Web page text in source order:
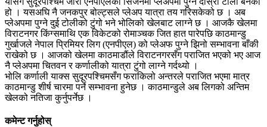
हो । यसअघि नै जनकपुर बोल्ट्सले प्लेअप यात्रा तय गरिसकेको छ । अब
प्लेअपमा पुग्ने दुई टोलीको टुंगो भने भोलिको खेलबाट लाग्ने छ । आजकै खेलमा
विराटनगर किंग्समाथि एक विकेटको रोमाञ्चक जित हात पारेपछि काठमान्डु
गुर्खाजले नेपाल प्रिमियर लिग (एनपीएल) को प्लेअफ पुग्ने झिनो सम्भावना बाँकी
राखेको छ । आजको खेलमा काठमाडौंले विराटनगरसँग पराजित भएको भए आज
नै प्लेअपमा चितवन र कर्णालीको यात्रा टुंगो लाग्ने गर्दथ्यो ।
भोलि कर्णाली याक्स सुदूरपश्चिमसँग फराकिलो अन्तरले पराजित भएमा मात्र
काठमान्डु शीर्ष चारमा पर्ने सम्भावना हुनेछ । काठमान्डुले अब लिगको अन्तिम
खेलको नतिजा कुर्नुपर्नेछ ।
कमेन्ट गर्नुहोस्